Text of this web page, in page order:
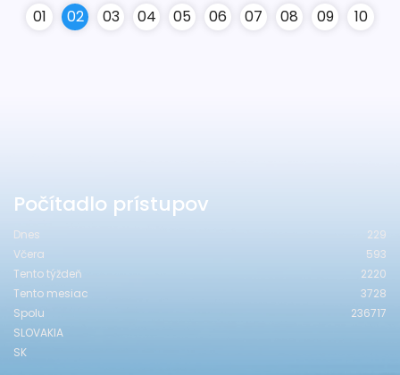
01 02 03 04 05 06 07 08 09 10
Počítadlo prístupov
Dnes
229
Včera
593
Tento týždeň
2220
Tento mesiac
3728
Spolu
236717
SLOVAKIA
SK